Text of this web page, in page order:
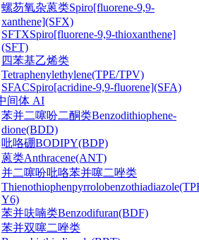
螺芴氧杂蒽类Spiro[fluorene-9,9-
xanthene](SFX)
SFTXSpiro[fluorene-9,9-thioxanthene]
(SFT)
四苯基乙烯类
Tetraphenylethylene(TPE/TPV)
SFACSpiro[acridine-9,9-fluorene](SFA)
间体 AI
苯并二噻吩二酮类Benzodithiophene-
dione(BDD)
吡咯硼BODIPY(BDP)
蒽类Anthracene(ANT)
并二噻吩吡咯苯并噻二唑类
Y6)
苯并呋喃类Benzodifuran(BDF)
苯并双噻二唑类